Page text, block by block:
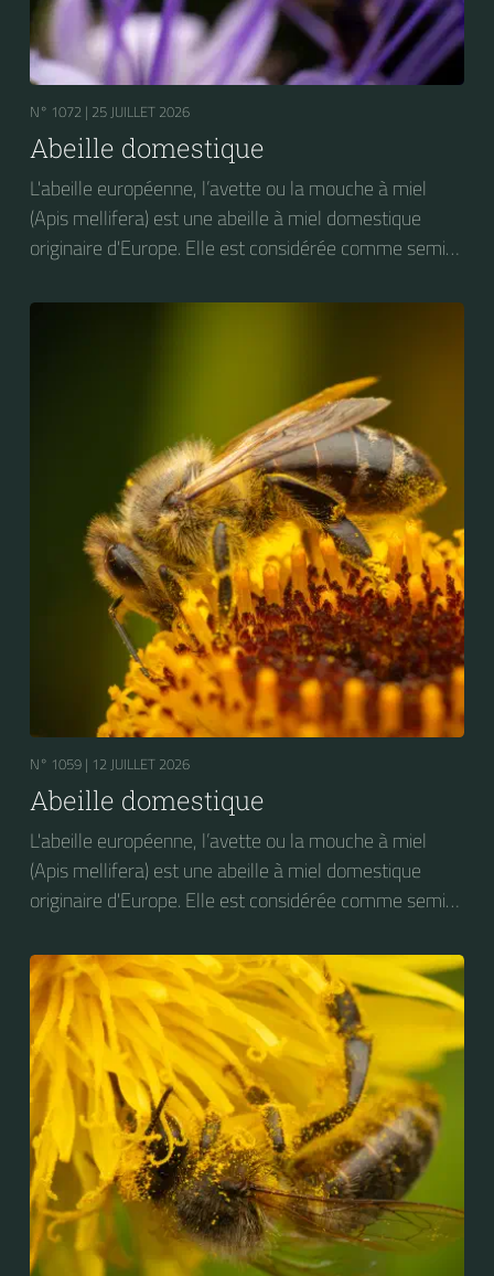
N° 1072 | 25 JUILLET 2026
Abeille domestique
L'abeille européenne, l’avette ou la mouche à miel
(Apis mellifera) est une abeille à miel domestique
originaire d'Europe. Elle est considérée comme semi-
échelle pour produire du miel.
N° 1059 | 12 JUILLET 2026
Abeille domestique
L'abeille européenne, l’avette ou la mouche à miel
(Apis mellifera) est une abeille à miel domestique
originaire d'Europe. Elle est considérée comme semi-
échelle pour produire du miel.